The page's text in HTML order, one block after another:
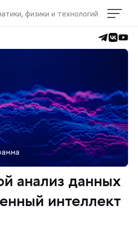
физики и технологий
анализ данных
интеллект